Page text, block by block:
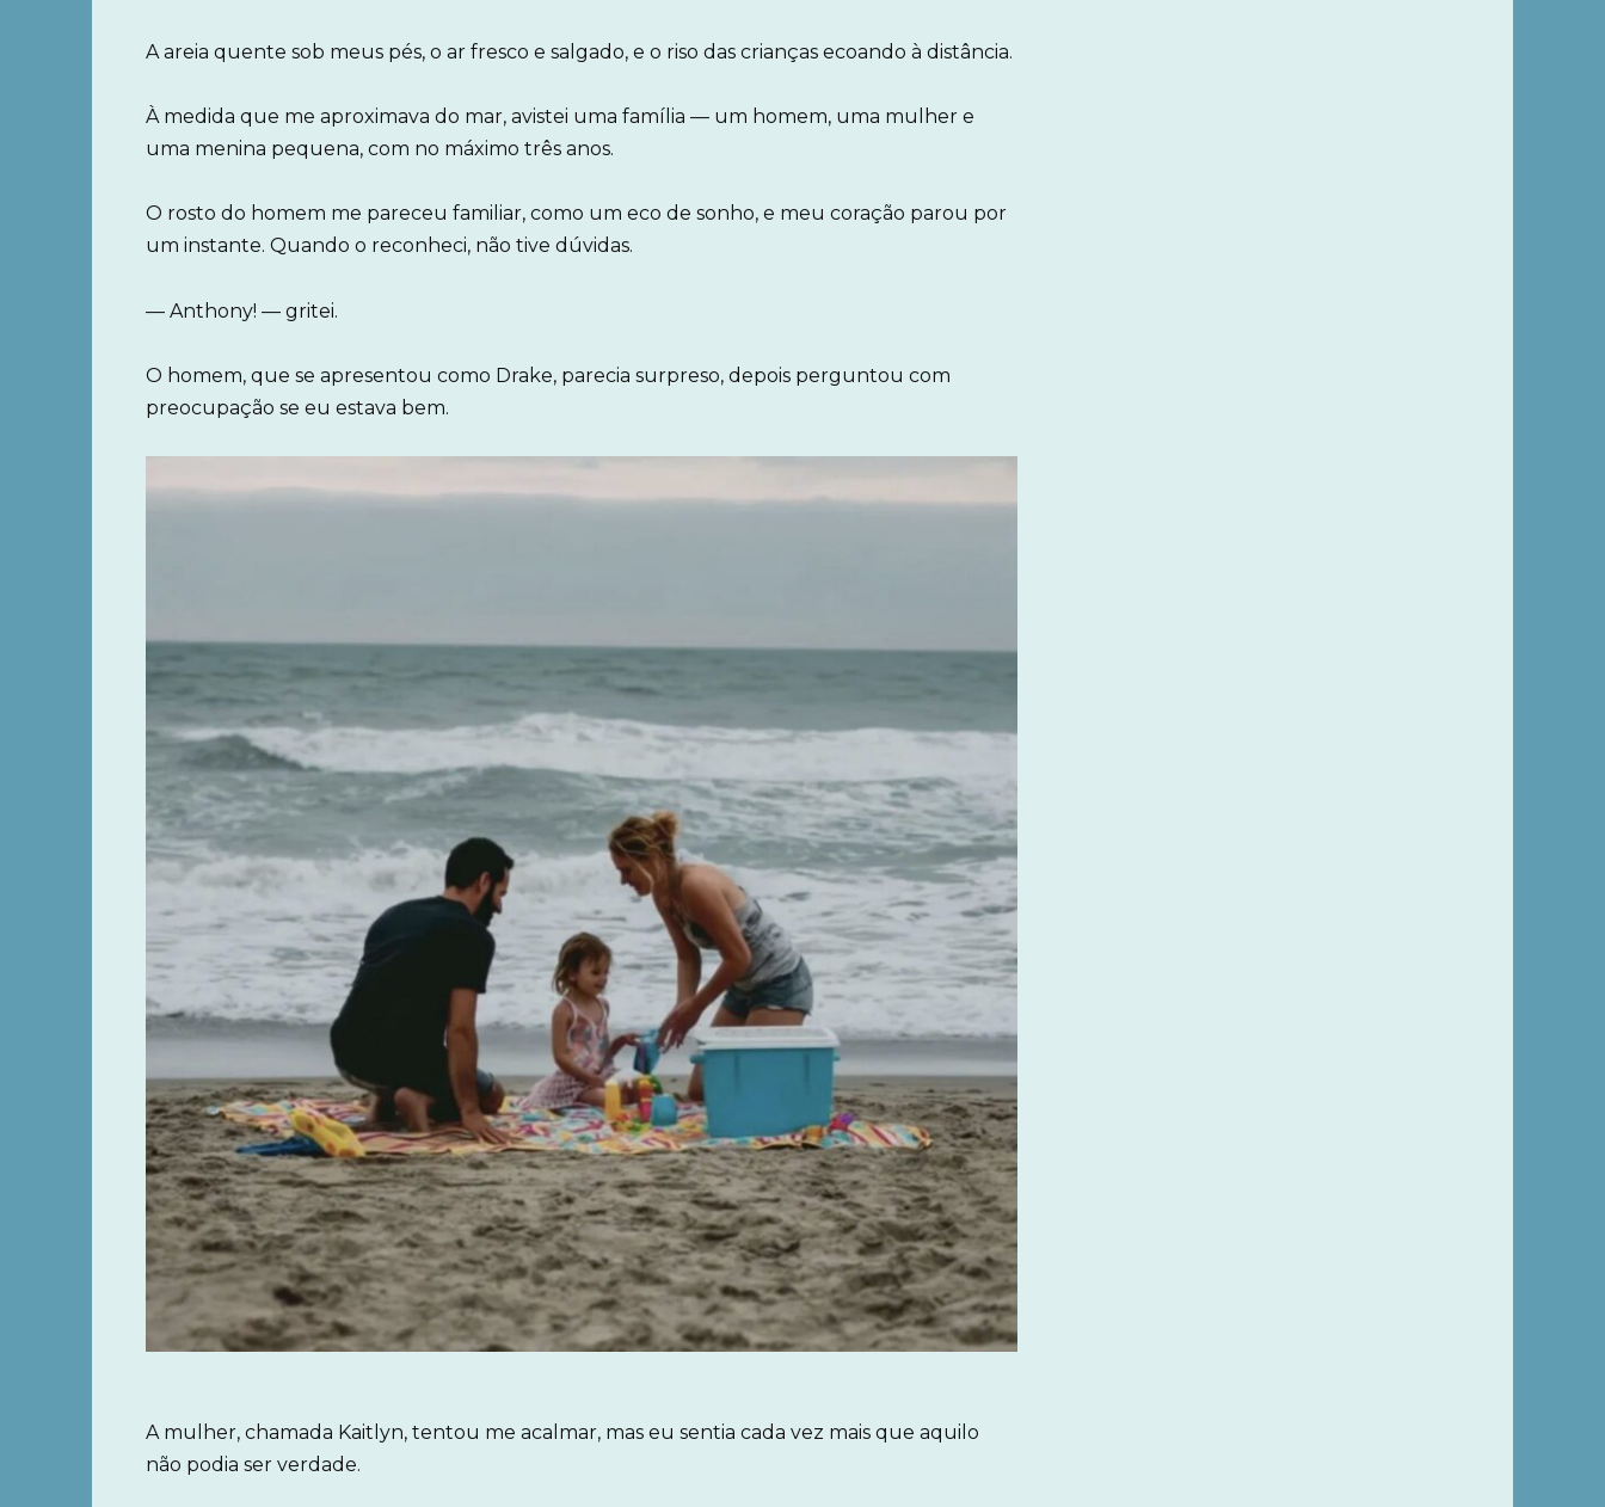
A areia quente sob meus pés, o ar fresco e salgado, e o riso das crianças ecoando à distância.
À medida que me aproximava do mar, avistei uma família — um homem, uma mulher e
uma menina pequena, com no máximo três anos.
O rosto do homem me pareceu familiar, como um eco de sonho, e meu coração parou por
um instante. Quando o reconheci, não tive dúvidas.
— Anthony! — gritei.
O homem, que se apresentou como Drake, parecia surpreso, depois perguntou com
preocupação se eu estava bem.
A mulher, chamada Kaitlyn, tentou me acalmar, mas eu sentia cada vez mais que aquilo
não podia ser verdade.